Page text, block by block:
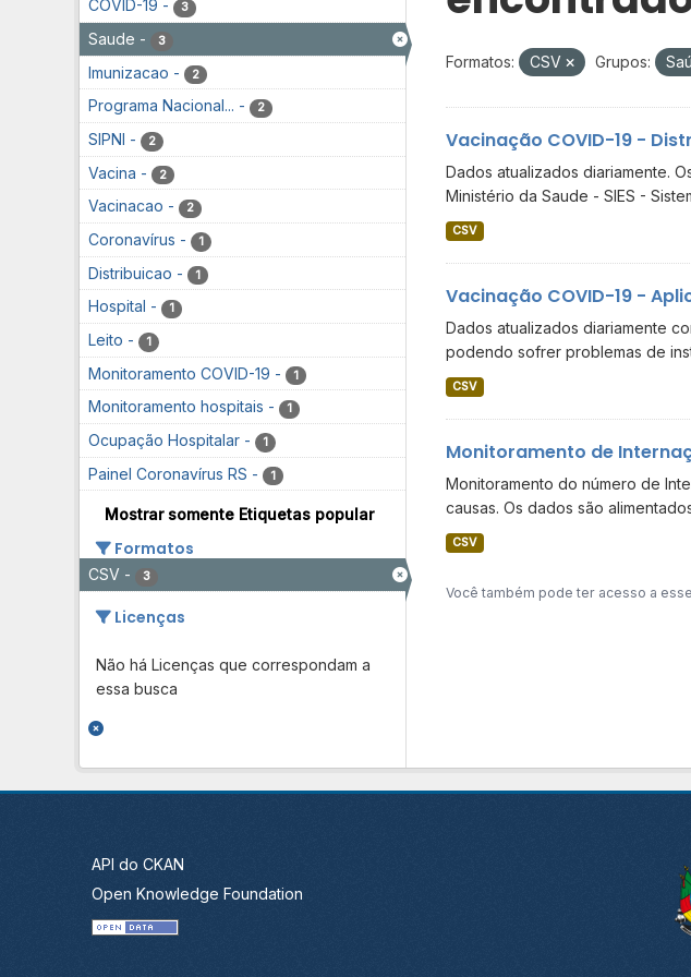
COVID-19 - 3
Saude - 3
Imunizacao - 2
Programa Nacional... - 2
SIPNI - 2
Vacina - 2
Vacinacao - 2
Coronavírus - 1
Distribuicao - 1
Hospital - 1
Leito - 1
Monitoramento COVID-19 - 1
Monitoramento hospitais - 1
Ocupação Hospitalar - 1
Painel Coronavírus RS - 1
Mostrar somente Etiquetas popular
Formatos
CSV - 3
Licenças
Não há Licenças que correspondam a
essa busca
Formatos: CSV Grupos:
Vacinação COVID-19 -
Dados atualizados diariamente.
Ministério da Saude - SIES -
CSV
Vacinação COVID-19 -
Dados atualizados diariamente
podendo sofrer problemas de
CSV
Monitoramento de
Monitoramento do número de
causas. Os dados são
CSV
Você também pode ter acesso a
API do CKAN
Open Knowledge Foundation